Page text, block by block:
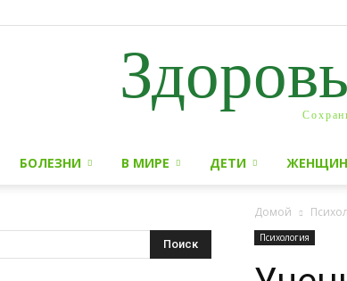
БОЛЕЗНИ В МИРЕ ДЕТИ
Домой
Психология